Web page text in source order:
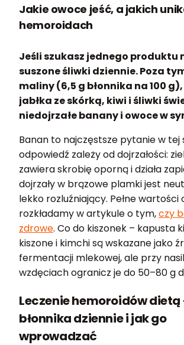
Jakie owoce jeść, a jakich
hemoroidach
Jeśli szukasz jednego produktu
suszone śliwki dziennie. Poza
maliny (6,5 g błonnika na 100
jabłka ze skórką, kiwi i śliwki
niedojrzałe banany i owoce w
Banan to najczęstsze pytanie w tej
odpowiedź zależy od dojrzałości:
zawiera skrobię oporną i działa
dojrzały w brązowe plamki jest
lekko rozluźniający. Pełne wartości
rozkładamy w artykule o tym,czy
zdrowe. Co do kiszonek – kapusta
kiszone i kimchi są wskazane jako
fermentacji mlekowej, ale przy
wzdęciach ogranicz je do 50–80 g
Leczenie hemoroidów dietą
błonnika dziennie i jak go
wprowadzać